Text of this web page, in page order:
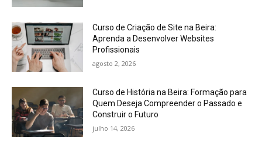
Curso de Criação de Site na Beira:
Aprenda a Desenvolver Websites
Profissionais
agosto 2, 2026
Curso de História na Beira: Formação para
Quem Deseja Compreender o Passado e
Construir o Futuro
julho 14, 2026